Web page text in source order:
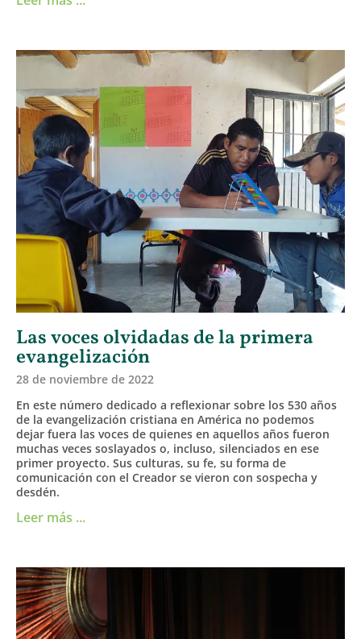
Las voces olvidadas de la primera
evangelización
28 de noviembre de 2022
En este número dedicado a reflexionar sobre los 530 años
de la evangelización cristiana en América no podemos
dejar fuera las voces de quienes en aquellos años fueron
muchas veces soslayados o, incluso, silenciados en ese
primer proyecto. Sus culturas, su fe, su forma de
comunicación con el Creador se vieron con sospecha y
desdén.
Leer más ...